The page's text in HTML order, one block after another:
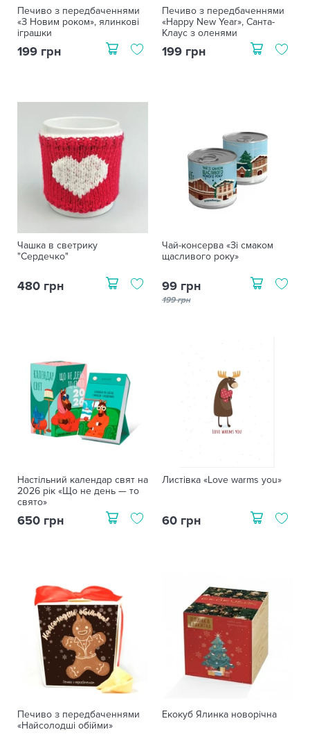
Печиво з передбаченнями
«З Новим роком», ялинкові
іграшки
199 грн
Печиво з передбаченнями
«Happy New Year», Санта-
Клаус з оленями
199 грн
Чашка в светрику
"Сердечко"
480 грн
Чай-консерва «Зі смаком
щасливого року»
99 грн
199 грн
Настільний календар свят на
2026 рік «Що не день — то
свято»
650 грн
Листівка «Love warms you»
60 грн
Печиво з передбаченнями
«Найсолодші обійми»
Екокуб Ялинка новорічна